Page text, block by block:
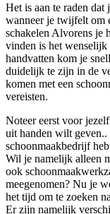
Het is aan te raden dat
wanneer je twijfelt om
schakelen Alvorens je
vinden is het wenselijk
handvatten kom je
duidelijk te zijn in de
komen met een
vereisten.
Noteer eerst voor
uit handen wilt geven..
schoonmaakbedrijf
Wil je namelijk alleen
ook
meegenomen? Nu je
het tijd om te zoeken
Er zijn namelijk